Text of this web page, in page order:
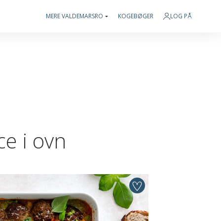
MERE VALDEMARSRO KOGEBØGER LOG PÅ
i ovn